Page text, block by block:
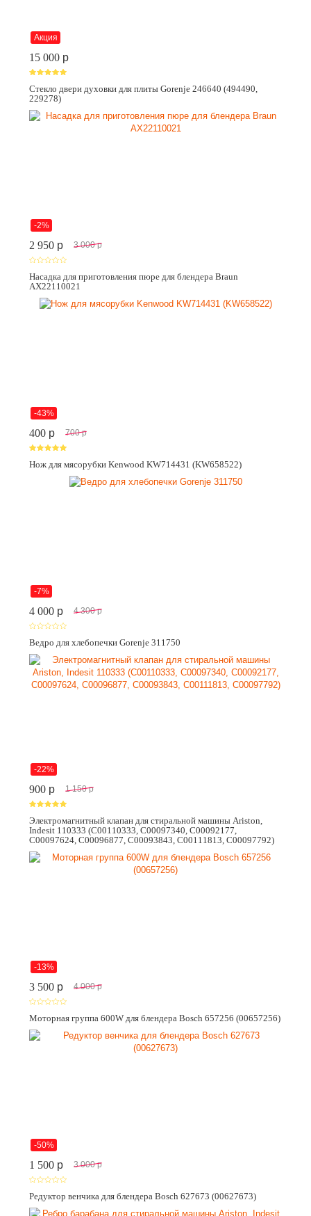
Акция
15 000 p
Стекло двери духовки для плиты Gorenje 246640 (494490,
229278)
-2%
2 950 p 3 000 p
Насадка для приготовления пюре для блендера Braun
AX22110021
-43%
400 p 700 p
Нож для мясорубки Kenwood KW714431 (KW658522)
-7%
4 000 p 4 300 p
Ведро для хлебопечки Gorenje 311750
-22%
900 p 1 150 p
Электромагнитный клапан для стиральной машины Ariston,
Indesit 110333 (C00110333, C00097340, C00092177,
C00097624, C00096877, C00093843, C00111813, C00097792)
-13%
3 500 p 4 000 p
Моторная группа 600W для блендера Bosch 657256 (00657256)
-50%
1 500 p 3 000 p
Редуктор венчика для блендера Bosch 627673 (00627673)